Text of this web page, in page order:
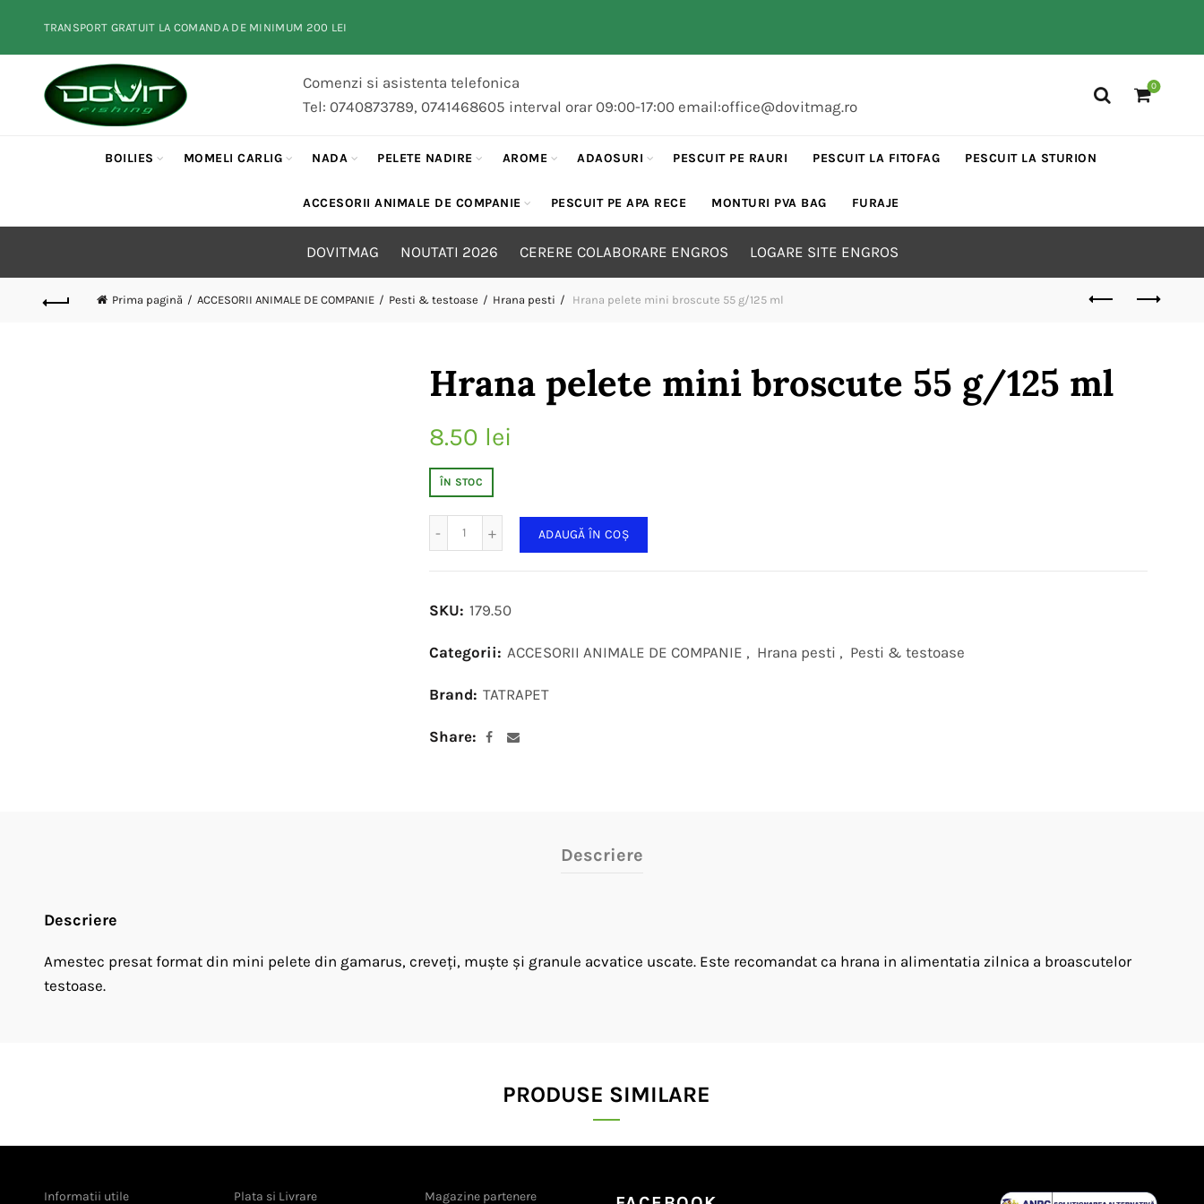
TRANSPORT GRATUIT LA COMANDA DE MINIMUM 200 LEI
Comenzi si asistenta telefonica
Tel: 0740873789, 0741468605 interval orar 09:00-17:00 email:office@dovitmag.ro
0
BOILIES MOMELI CARLIG NADA PELETE NADIRE AROME ADAOSURI PESCUIT PE RAURI PESCUIT LA FITOFAG PESCUIT LA STURION
ACCESORII ANIMALE DE COMPANIE PESCUIT PE APA RECE MONTURI PVA BAG FURAJE
DOVITMAG NOUTATI 2026 CERERE COLABORARE ENGROS LOGARE SITE ENGROS
Prima pagină ACCESORII ANIMALE DE COMPANIE Pesti & testoase Hrana pesti Hrana pelete mini broscute 55 g/125 ml
Hrana pelete mini broscute 55 g/125 ml
8.50 lei
ÎN STOC
ADAUGĂ ÎN COȘ
SKU: 179.50
Categorii: ACCESORII ANIMALE DE COMPANIE , Hrana pesti , Pesti & testoase
Brand: TATRAPET
Share
Descriere
Descriere
Amestec presat format din mini pelete din gamarus, creveți, muște și granule acvatice uscate. Este recomandat ca hrana in alimentatia zilnica a broascutelor
testoase.
PRODUSE SIMILARE
Informatii utile Plata si Livrare Magazine partenere